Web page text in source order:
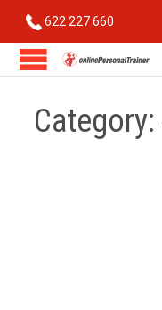
622 227 660
Category: